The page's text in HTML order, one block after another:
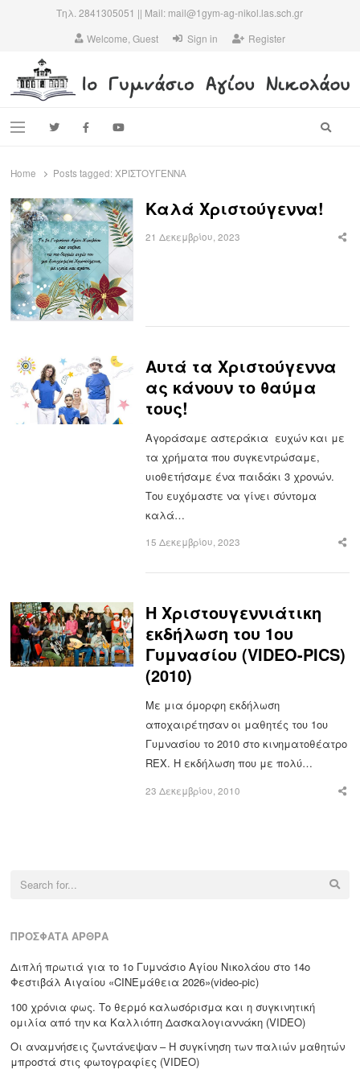
Τηλ. 2841305051 || Mail: mail@1gym-ag-nikol.las.sch.gr
Welcome, Guest
Sign in Register
Menu
Home Posts tagged:ΧΡΙΣΤΟΥΓΕΝΝΑ
Καλά Χριστούγεννα!
21 Δεκεμβρίου, 2023
Αυτά τα Χριστούγεννα
ας κάνουν το θαύμα
τους!
Αγοράσαμε αστεράκια ευχών και με
τα χρήματα που συγκεντρώσαμε,
υιοθετήσαμε ένα παιδάκι 3 χρονών.
Του ευχόμαστε να γίνει σύντομα
καλά…
15 Δεκεμβρίου, 2023
Η Χριστουγεννιάτικη
εκδήλωση του 1ου
Γυμνασίου (VIDEO-PICS)
(2010)
Με μια όμορφη εκδήλωση
αποχαιρέτησαν οι μαθητές του 1ου
Γυμνασίου το 2010 στο κινηματοθέατρο
REX. Η εκδήλωση που με πολύ…
23 Δεκεμβρίου, 2010
Search
ΠΡΌΣΦΑΤΑ ΆΡΘΡΑ
Διπλή πρωτιά για το 1ο Γυμνάσιο Αγίου Νικολάου στο 14ο
Φεστιβάλ Αιγαίου «CΙΝΕμάθεια 2026»(video-pic)
100 χρόνια φως. Το θερμό καλωσόρισμα και η συγκινητική
ομιλία από την κα Καλλιόπη Δασκαλογιαννάκη (VIDEO)
Οι αναμνήσεις ζωντάνεψαν – Η συγκίνηση των παλιών μαθητών
μπροστά στις φωτογραφίες (VIDEO)